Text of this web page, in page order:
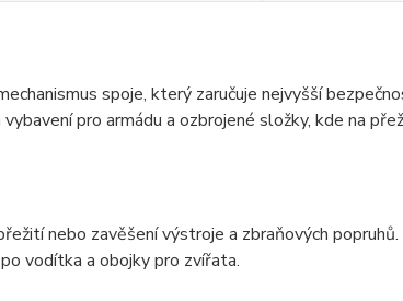
spoje, který zaručuje nejvyšší
pro armádu a ozbrojené složky, kde na
nebo zavěšení výstroje a zbraňových
vodítka a obojky pro zvířata.